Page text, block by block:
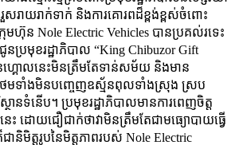
រាយរាក់ទាក់ និងការគោរពដ៏ខ្ពង់ខ្ពស់ចំពោះ
ន Nole Electric Vehicles បានប្រគល់រទេះ
រមុខរដ្ឋាភិបាល “King Chibuzor Gift
នហ្គោលនេះមិនត្រឹមតែទាន់សម័យ និងមាន
ែមទាំងមិនបញ្ចេញឧស្ម័នពុលទាំងស្រុង ស្រប
ានទំនើប។ ប្រមុខរដ្ឋាភិបាលមានការពេញចិត្ត
ដោយជឿជាក់ថាវាមិនត្រឹមតែជាមធ្យោបាយធ្វើ
ានិមិត្តរូបនៃមិត្តភាពរបស់ Nole Electric